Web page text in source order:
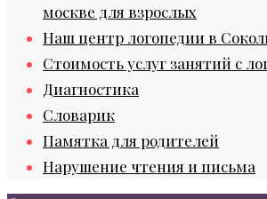
москве для взрослых
Наш центр логопедии в
Стоимость услуг занятий с
Диагностика
Словарик
Памятка для родителей
Нарушение чтения и письма